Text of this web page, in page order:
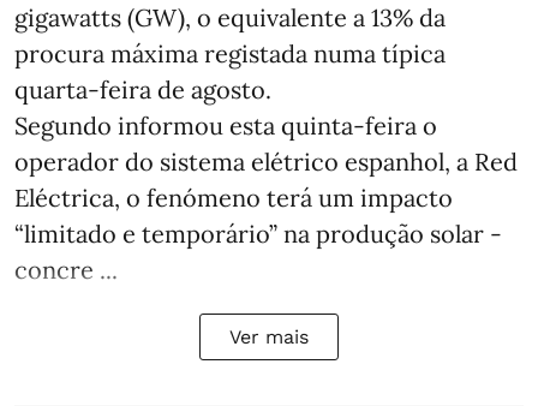
gigawatts (GW), o equivalente a 13% da
procura máxima registada numa típica
quarta-feira de agosto.
Segundo informou esta quinta-feira o
operador do sistema elétrico espanhol, a Red
Eléctrica, o fenómeno terá um impacto
“limitado e temporário” na produção solar -
concre ...
Ver mais